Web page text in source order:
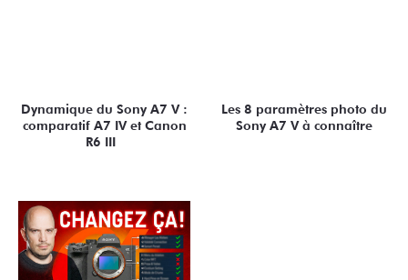
Dynamique du Sony A7 V :
comparatif A7 IV et Canon
R6 III
Les 8 paramètres photo du
Sony A7 V à connaître